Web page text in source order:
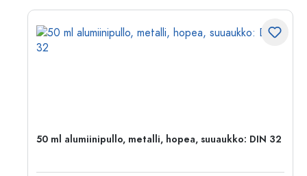
50 ml alumiinipullo, metalli, hopea, suuaukko: DIN 32